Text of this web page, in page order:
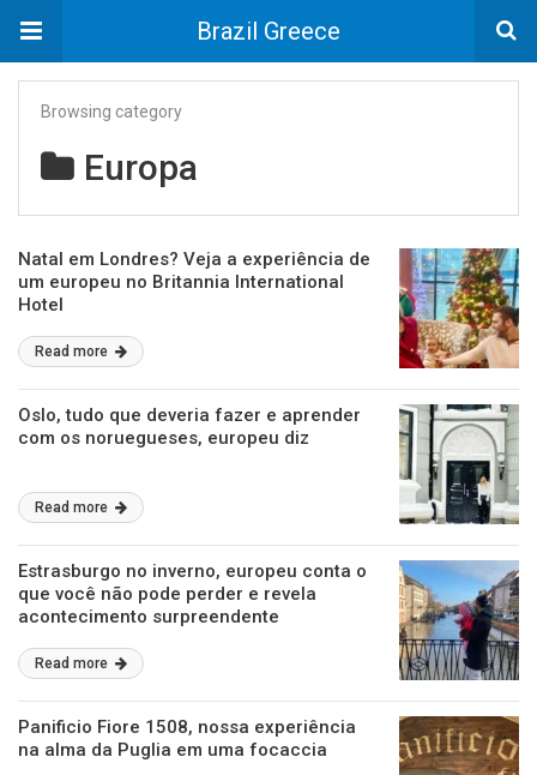
Brazil Greece
Browsing category
Europa
Natal em Londres? Veja a experiência de
um europeu no Britannia International
Hotel
Read more
Oslo, tudo que deveria fazer e aprender
com os noruegueses, europeu diz
Read more
Estrasburgo no inverno, europeu conta o
que você não pode perder e revela
acontecimento surpreendente
Read more
Panificio Fiore 1508, nossa experiência
na alma da Puglia em uma focaccia